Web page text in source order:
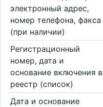
электронный адрес,
номер телефона, факса
(при наличии)
Регистрационный
номер, дата и
основание включения в
реестр (список)
Дата и основание